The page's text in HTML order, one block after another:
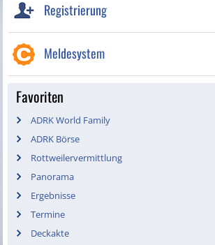
Registrierung
Meldesystem
Favoriten
ADRK World Family
ADRK Börse
Rottweilervermittlung
Panorama
Ergebnisse
Termine
Deckakte